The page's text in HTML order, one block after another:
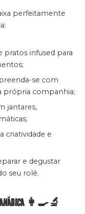
perfeitamente
pratos infused para
se com
própria companhia;
jantares,
criatividade e
e degustar
seu rolê.
CANÁBICA 👩‍🍳🔬